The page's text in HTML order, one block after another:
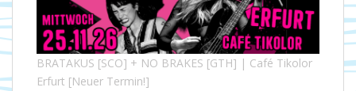
BRATAKUS [SCO] + NO BRAKES [GTH] | Café Tikolor
Erfurt [Neuer Termin!]